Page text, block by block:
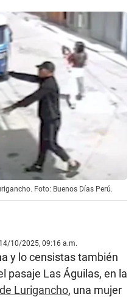
Foto: Buenos Días Perú.
10/2025, 09:16 a.m.
y lo censistas también
pasaje Las Águilas, en la
Lurigancho, una mujer